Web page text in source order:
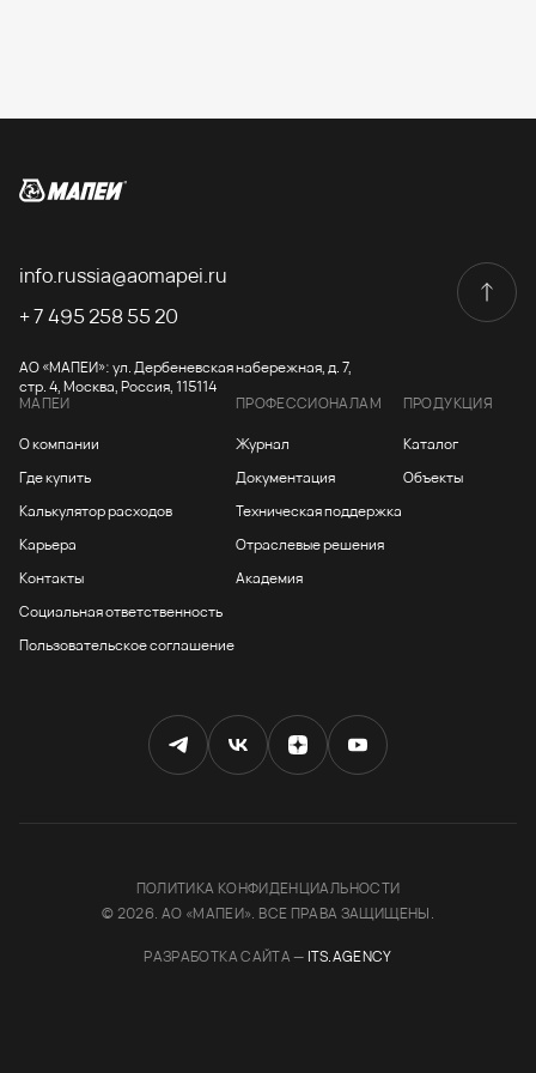
работу сайта и предоставить вам больше
возможностей. Продолжая использовать сайт,
info.russia@aomapei.ru
+ 7 495 258 55 20
АО «МАПЕИ»: ул. Дербеневская набережная, д. 7,
стр. 4, Москва, Россия, 115114
МАПЕИ
О компании
Где купить
Калькулятор расходов
Карьера
Контакты
Социальная ответственность
Пользовательское соглашение
ПРОФЕССИОНАЛАМ
Журнал
Документация
Техническая поддержка
Отраслевые решения
Академия
ПРОДУКЦИЯ
Каталог
Объекты
ПОЛИТИКА КОНФИДЕНЦИАЛЬНОСТИ
© 2026. АО «МАПЕИ». ВСЕ ПРАВА ЗАЩИЩЕНЫ.
РАЗРАБОТКА САЙТА — ITS.AGENCY